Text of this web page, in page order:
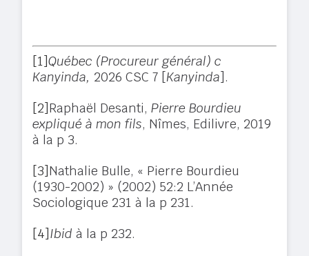
[1]Québec (Procureur général) c
Kanyinda, 2026 CSC 7 [Kanyinda].
[2]Raphaël Desanti,Pierre Bourdieu
expliqué à mon fils, Nîmes, Edilivre, 2019
à la p 3.
[3]Nathalie Bulle, « Pierre Bourdieu
(1930-2002) » (2002) 52:2 L’Année
Sociologique 231 à la p 231.
[4]Ibid à la p 232.